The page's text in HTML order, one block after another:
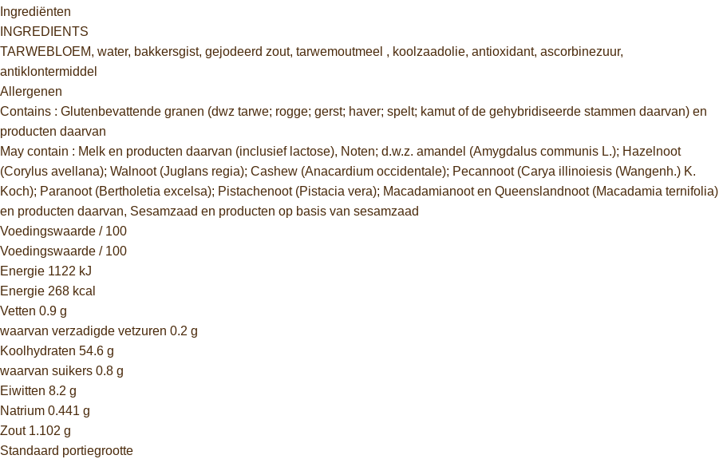
Ingrediënten
INGREDIENTS
TARWEBLOEM, water, bakkersgist, gejodeerd zout, tarwemoutmeel , koolzaadolie, antioxidant, ascorbinezuur,
antiklontermiddel
Allergenen
Contains : Glutenbevattende granen (dwz tarwe; rogge; gerst; haver; spelt; kamut of de gehybridiseerde stammen daarvan) en
producten daarvan
May contain : Melk en producten daarvan (inclusief lactose), Noten; d.w.z. amandel (Amygdalus communis L.); Hazelnoot
(Corylus avellana); Walnoot (Juglans regia); Cashew (Anacardium occidentale); Pecannoot (Carya illinoiesis (Wangenh.) K.
Koch); Paranoot (Bertholetia excelsa); Pistachenoot (Pistacia vera); Macadamianoot en Queenslandnoot (Macadamia ternifolia)
en producten daarvan, Sesamzaad en producten op basis van sesamzaad
Voedingswaarde / 100
Voedingswaarde / 100
Energie 1122 kJ
Energie 268 kcal
Vetten 0.9 g
waarvan verzadigde vetzuren 0.2 g
Koolhydraten 54.6 g
waarvan suikers 0.8 g
Eiwitten 8.2 g
Natrium 0.441 g
Zout 1.102 g
Standaard portiegrootte